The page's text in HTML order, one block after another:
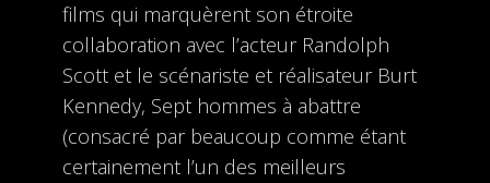
films qui marquèrent son étroite
collaboration avec l’acteur Randolph
Scott et le scénariste et réalisateur Burt
Kennedy, Sept hommes à abattre
(consacré par beaucoup comme étant
certainement l’un des meilleurs